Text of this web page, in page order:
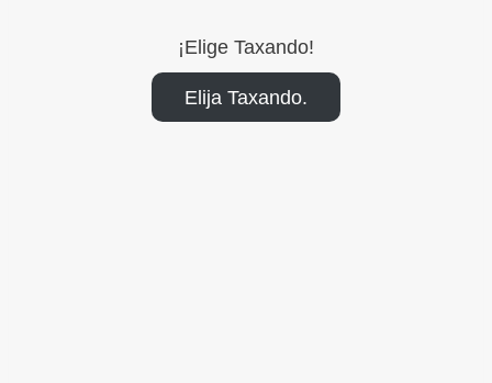
¡Elige Taxando!
Elija Taxando.